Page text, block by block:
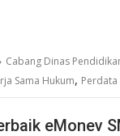
Cabang Dinas
Sama Hukum,
eMonev